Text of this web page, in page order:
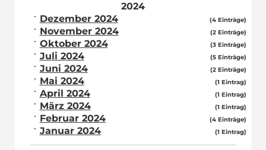
2024
Dezember 2024
(4 Einträge)
November 2024 (2 Einträge)
Oktober 2024 (3 Einträge)
Juli 2024 (5 Einträge)
Juni 2024 (2 Einträge)
Mai 2024 (1 Eintrag)
April 2024 (1 Eintrag)
März 2024 (1 Eintrag)
Februar 2024 (4 Einträge)
Januar 2024 (1 Eintrag)